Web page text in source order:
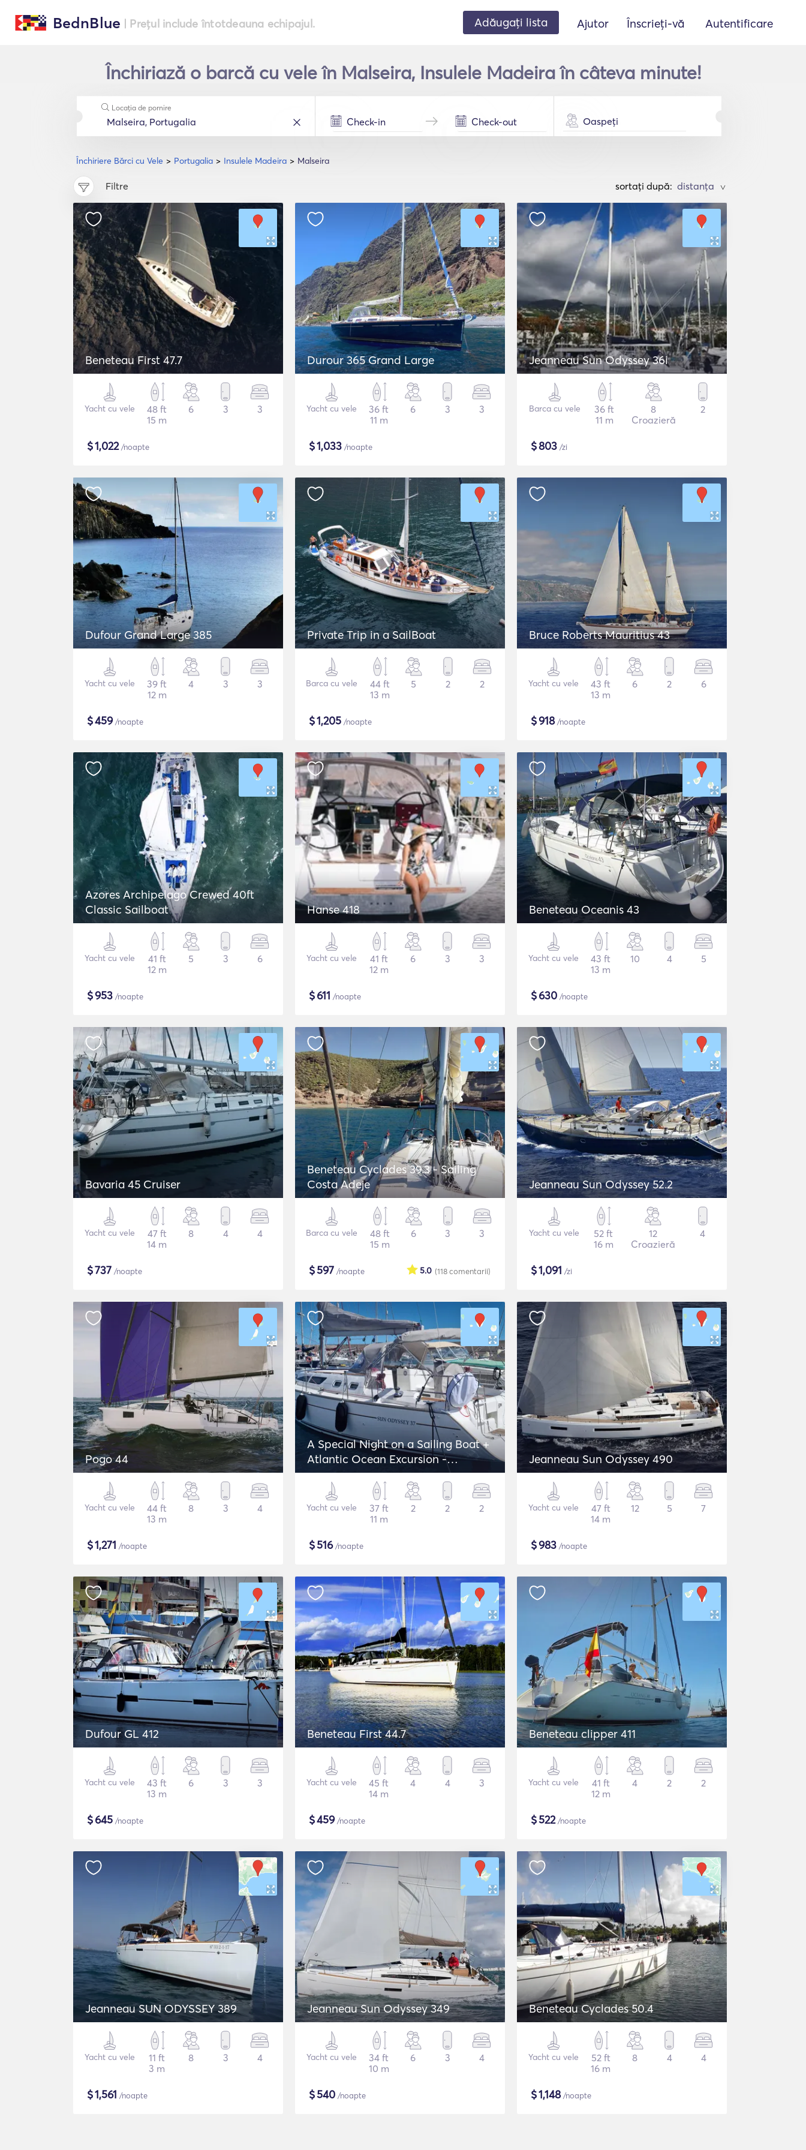
BednBlue | Prețul include întotdeauna echipajul. Adăugați lista Ajutor Înscrieți-vă Autentificare
Închiriază o barcă cu vele în Malseira, Insulele Madeira în câteva minute!
Închiriere Bărci cu Vele Portugalia Insulele Madeira Malseira
Locația de pornire
Oaspeți
Filtre sortați după: >
Beneteau First 47.7
Yacht cu vele
48 ft
15 m
6 3 3
$1,022/noapte
Durour 365 Grand Large
Yacht cu vele
36 ft
11 m
6 3 3
$1,033 /noapte
Jeanneau Sun Odyssey 36i
Barca cu vele
36 ft
11 m
8
Croazieră
2
$803 /zi
Dufour Grand Large 385
Yacht cu vele
39 ft
12 m
4 3 3
$459/noapte
Private Trip in a SailBoat
Barca cu vele
44 ft
13 m
5 2 2
$1,205 /noapte
Bruce Roberts Mauritius 43
Yacht cu vele
43 ft
13 m
6 2 6
$918/noapte
Azores Archipelago Crewed 40ft
Classic Sailboat
Yacht cu vele
41 ft
12 m
5 3 6
$953 /noapte
Hanse 418
Yacht cu vele
41 ft
12 m
6 3 3
$611 /noapte
Beneteau Oceanis 43
Yacht cu vele
43 ft
13 m
10 4 5
$630 /noapte
Bavaria 45 Cruiser
Yacht cu vele
47 ft
14 m
8 4 4
$737 /noapte
Beneteau Cyclades 39.3 - Sailing
Costa Adeje
Barca cu vele
48 ft
15 m
6 3 3
$597 /noapte (118comentarii)
5.0
Jeanneau Sun Odyssey 52.2
Yacht cu vele
52 ft
16 m
12
Croazieră
4
$1,091 /zi
Pogo 44
Yacht cu vele
44 ft
13 m
8 3 4
$1,271 /noapte
A Special Night on a Sailing Boat +
Atlantic Ocean Excursion -
Jeanneau Sun Odyssey 37
Yacht cu vele
37 ft
11 m
2 2 2
$516/noapte
Jeanneau Sun Odyssey 490
Yacht cu vele
47 ft
14 m
12 5 7
$983 /noapte
Dufour GL 412
Yacht cu vele
43 ft
13 m
6 3 3
$645 /noapte
Beneteau First 44.7
Yacht cu vele
45 ft
14 m
4 4 3
$459/noapte
Beneteau clipper 411
Yacht cu vele
41 ft
12 m
4 2 2
$522/noapte
Jeanneau SUN ODYSSEY 389
Yacht cu vele
11 ft
3 m
8 3 4
$1,561 /noapte
Jeanneau Sun Odyssey 349
Yacht cu vele
34 ft
10 m
6 3 4
$540 /noapte
Beneteau Cyclades 50.4
Yacht cu vele
52 ft
16 m
8 4 4
$1,148/noapte